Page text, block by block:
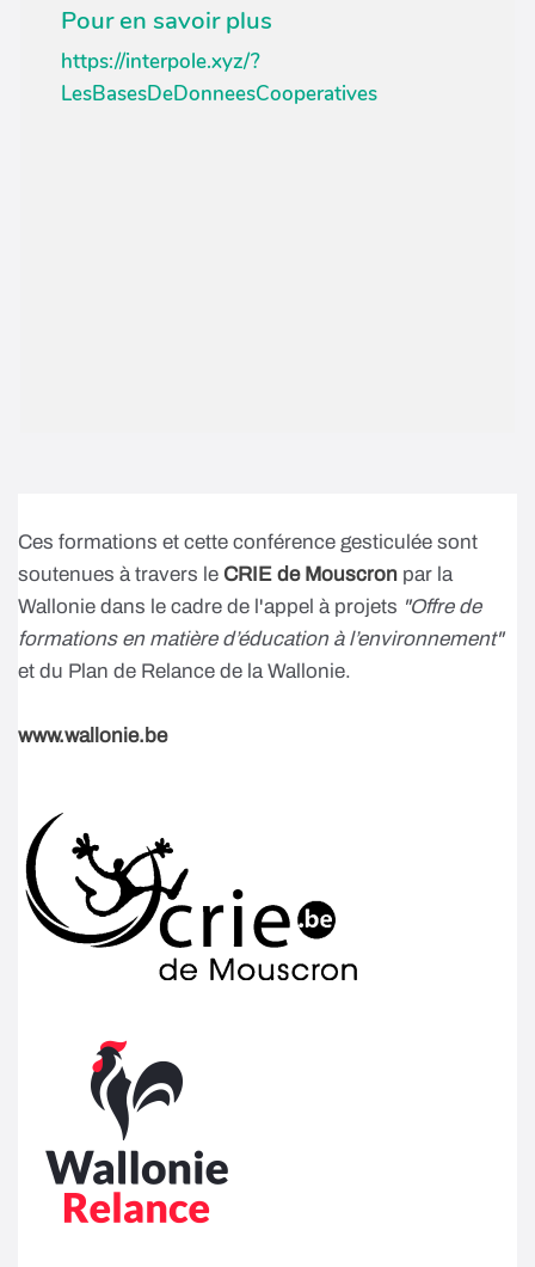
Pour en savoir plus
https://interpole.xyz/?
LesBasesDeDonneesCooperatives